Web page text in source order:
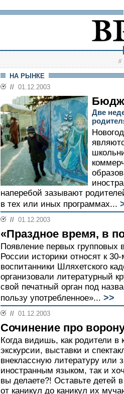
//
НА РЫНКЕ
// 01.12.2003
Две
наперебой зазывают
в тех или иных программах...
// 01.12.2003
«Праздное время, в
Появление первых групповых
России историки относят к
воспитанники Шляхетского
организовали литературный
свой печатный орган под
пользу употребленное»... >>
// 01.12.2003
Сочинение про
Когда видишь, как родители в
экскурсии, выставки и
внеклассную литературу или
иностранным языком, так и
вы делаете?! Оставьте детей
от каникул до каникул их